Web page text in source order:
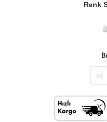
Renk
46